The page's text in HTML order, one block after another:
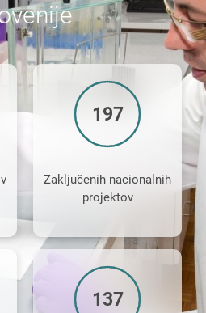
197
Zaključenih nacionalnih
projektov
137